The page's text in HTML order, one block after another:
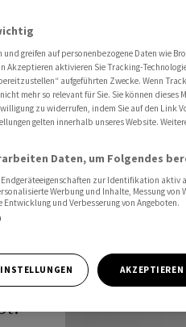
Alpen
der
greifen auf personenbezogene Daten wie
Akzeptieren aktivieren Sie Tracking-
aufgeführten Zwecke. Wenn
mehr so relevant für Sie. Sie können dieses
zu widerrufen, indem Sie auf den Link
gelten innerhalb unseres Website.
Daten, um Folgendes
zur Identifikation aktiv
Werbung und Inhalte, Messung von
und Verbesserung von Angeboten.
AKZEPTIEREN